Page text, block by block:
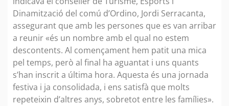
Dinamització del comú d’Ordino, Jordi Serracanta,
assegurant que amb les persones que es van arribar
a reunir «és un nombre amb el qual no estem
descontents. Al començament hem patit una mica
pel temps, però al final ha aguantat i uns quants
s’han inscrit a última hora. Aquesta és una jornada
festiva i ja consolidada, i ens satisfà que molts
repeteixin d’altres anys, sobretot entre les famílies».